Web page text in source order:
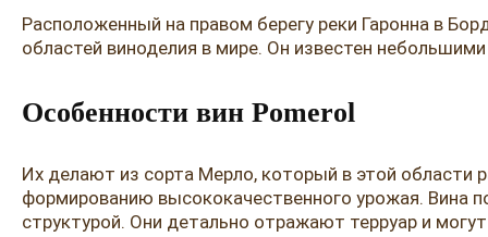
Расположенный на правом берегу реки Гаронна в
областей виноделия в мире. Он известен
Особенности вин Pomerol
Их делают из сорта Мерло, который в этой области
формированию высококачественного урожая. Вина
структурой. Они детально отражают терруар и